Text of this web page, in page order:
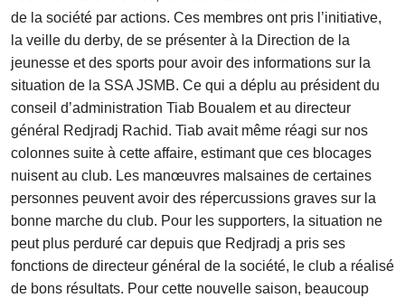
de la société par actions. Ces membres ont pris l’initiative,
la veille du derby, de se présenter à la Direction de la
jeunesse et des sports pour avoir des informations sur la
situation de la SSA JSMB. Ce qui a déplu au président du
conseil d’administration Tiab Boualem et au directeur
général Redjradj Rachid. Tiab avait même réagi sur nos
colonnes suite à cette affaire, estimant que ces blocages
nuisent au club. Les manœuvres malsaines de certaines
personnes peuvent avoir des répercussions graves sur la
bonne marche du club. Pour les supporters, la situation ne
peut plus perduré car depuis que Redjradj a pris ses
fonctions de directeur général de la société, le club a réalisé
de bons résultats. Pour cette nouvelle saison, beaucoup